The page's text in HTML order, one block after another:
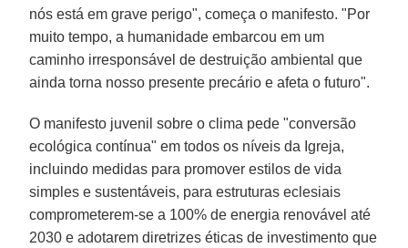
nós está em grave perigo", começa o manifesto. "Por
muito tempo, a humanidade embarcou em um
caminho irresponsável de destruição ambiental que
ainda torna nosso presente precário e afeta o futuro".
O manifesto juvenil sobre o clima pede "conversão
ecológica contínua" em todos os níveis da Igreja,
incluindo medidas para promover estilos de vida
simples e sustentáveis, para estruturas eclesiais
comprometerem-se a 100% de energia renovável até
2030 e adotarem diretrizes éticas de investimento que